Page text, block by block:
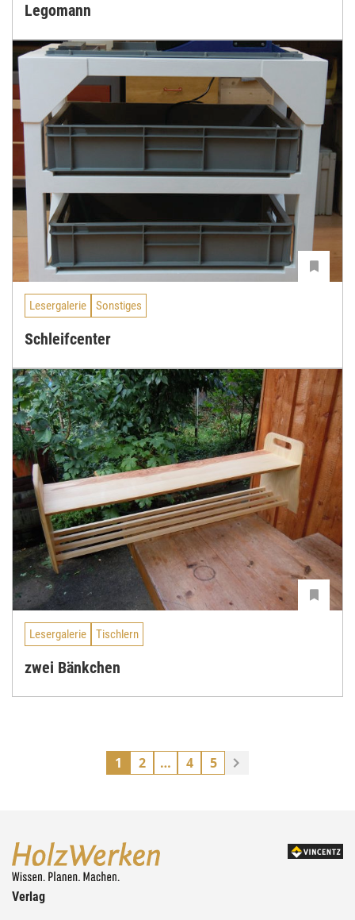
Legomann
Lesergalerie Sonstiges
Schleifcenter
Lesergalerie Tischlern
zwei Bänkchen
1 2 … 4 5
Verlag